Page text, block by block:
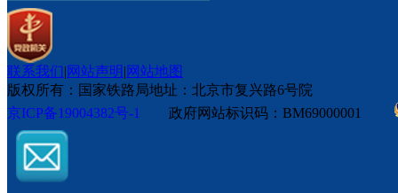
联系我们|网站声明|网站地图
版权所有：国家铁路局地址：北京市复兴路6号院
京ICP备19004382号-1
政府网站标识码：BM69000001